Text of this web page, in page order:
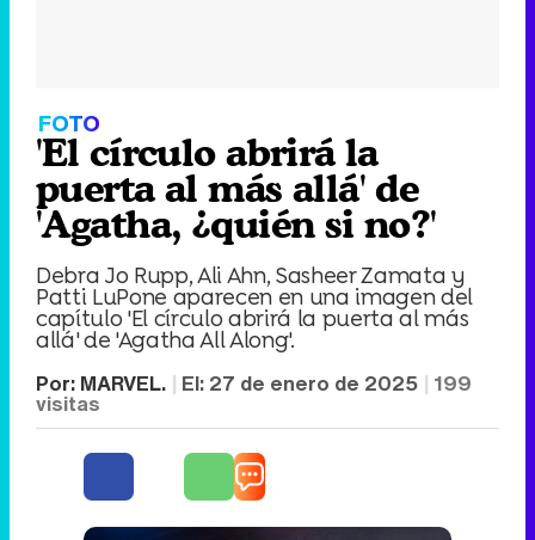
FOTO
'El círculo abrirá la
puerta al más allá' de
'Agatha, ¿quién si no?'
Debra Jo Rupp, Ali Ahn, Sasheer Zamata y
Patti LuPone aparecen en una imagen del
capítulo 'El círculo abrirá la puerta al más
allá' de 'Agatha All Along'.
Por: MARVEL. El: 27 de enero de 2025 199
visitas